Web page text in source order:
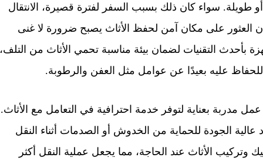
طويلة. سواء كان ذلك بسبب السفر لفترة قصيرة، الانتقال
العثور على مكان آمن لحفظ الأثاث يصبح ضرورة لا غنى
التقنيات لضمان بيئة مناسبة تحمي الأثاث من التلف،
عليه بعيدًا عن عوامل مثل العفن والرطوبة.
مدربة بعناية لتوفر خدمة احترافية في التعامل مع الأثاث.
عالية الجودة للحماية من الخدوش أو الصدمات أثناء النقل
الأثاث عند الحاجة، مما يجعل عملية النقل أكثر